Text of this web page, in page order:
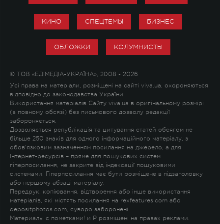
КИНО СПЕЦТЕМЫ БИЗНЕС
ОБЛОЖКИ КОЛУМНИСТЫ
© ТОВ «ЕДІМЕДІА-УКРАЇНА», 2008 - 2026
Усі права на матеріали, розміщені на сайті viva.ua, охороняються
відповідно до законодавства України.
Використання матеріалів Сайту viva.ua в оригінальному розмірі
(в повному обсязі) без письмового дозволу редакції
забороняється.
Дозволяється републікація та цитування статей обсягом не
більше 250 знаків для одного інформаційного матеріалу, з
обов'язковим зазначенням посилання на джерело, а для
Інтернет-ресурсів – пряме для пошукових систем
гіперпосилання, не закрите від індексації пошуковими
системами. Гіперпосилання має бути розміщене в підзаголовку
або першому абзаці матеріалу.
Передрук, копіювання, відтворення або інше використання
матеріалів, які містять посилання на rexfeatures.com або
depositphotos.com, суворо заборонені.
Материалы с пометками! и P розміщені на правах реклами.